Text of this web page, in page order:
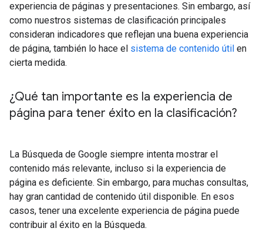
experiencia de páginas y presentaciones. Sin embargo, así
como nuestros sistemas de clasificación principales
consideran indicadores que reflejan una buena experiencia
de página, también lo hace el sistema de contenido útil en
cierta medida.
¿Qué tan importante es la experiencia de
página para tener éxito en la clasificación?
La Búsqueda de Google siempre intenta mostrar el
contenido más relevante, incluso si la experiencia de
página es deficiente. Sin embargo, para muchas consultas,
hay gran cantidad de contenido útil disponible. En esos
casos, tener una excelente experiencia de página puede
contribuir al éxito en la Búsqueda.